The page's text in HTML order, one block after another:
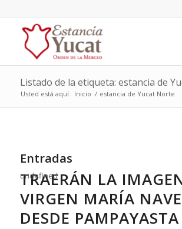
Listado de la etiqueta: estancia de
Usted está aquí: Inicio / estancia de Yucat Norte
Entradas
TRAERÁN LA
VIRGEN MARÍA
DESDE PAMPAYASTA
undefined